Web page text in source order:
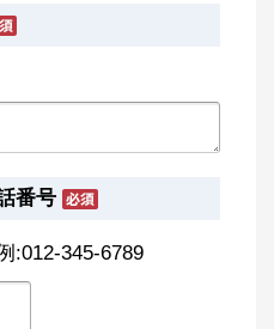
番号
:012-345-6789